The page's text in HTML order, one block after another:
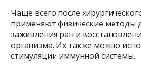
Чаще всего после
применяют физические методы
заживления ран и
организма. Их также можно
стимуляции иммунной системы.